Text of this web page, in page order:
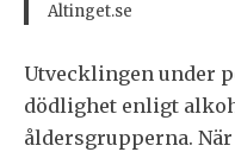
Altinget.se
Utvecklingen under
dödlighet enligt
åldersgrupperna.